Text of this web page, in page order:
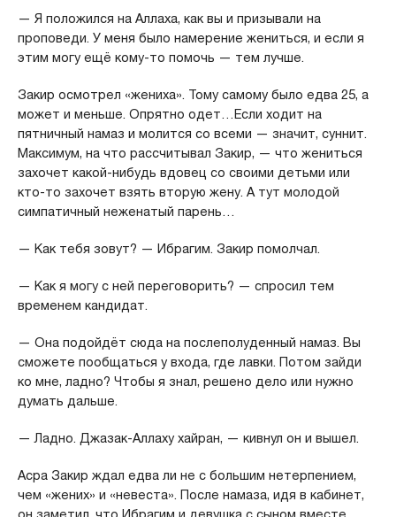
— Я положился на Аллаха, как вы и призывали на
проповеди. У меня было намерение жениться, и если я
этим могу ещё кому-то помочь — тем лучше.
Закир осмотрел «жениха». Тому самому было едва 25, а
может и меньше. Опрятно одет…Если ходит на
пятничный намаз и молится со всеми — значит, суннит.
Максимум, на что рассчитывал Закир, — что жениться
захочет какой-нибудь вдовец со своими детьми или
кто-то захочет взять вторую жену. А тут молодой
симпатичный неженатый парень…
— Как тебя зовут? — Ибрагим. Закир помолчал.
— Как я могу с ней переговорить? — спросил тем
временем кандидат.
— Она подойдёт сюда на послеполуденный намаз. Вы
сможете пообщаться у входа, где лавки. Потом зайди
ко мне, ладно? Чтобы я знал, решено дело или нужно
думать дальше.
— Ладно. Джазак-Аллаху хайран, — кивнул он и вышел.
Асра Закир ждал едва ли не с большим нетерпением,
чем «жених» и «невеста». После намаза, идя в кабинет,